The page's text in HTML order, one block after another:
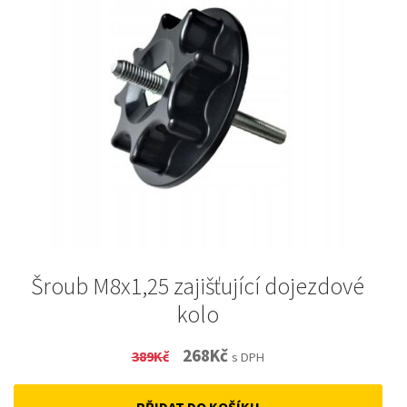
Šroub M8x1,25 zajišťující dojezdové
kolo
389Kč
Original
price
268KčCurrent
price
s DPH